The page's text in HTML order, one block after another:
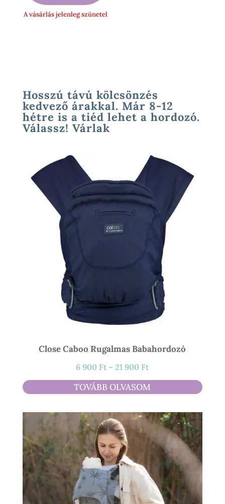
A vásárlás jelenleg szünetel
Hosszú távú kölcsönzés
kedvező árakkal. Már 8-12
hétre is a tiéd lehet a hordozó.
Válassz! Várlak
Close Caboo Rugalmas Babahordozó
6 900 Ft – 21 900 FtÁrtartomány:
6
900 Ft
21
900 Ft
TOVÁBB OLVASOM